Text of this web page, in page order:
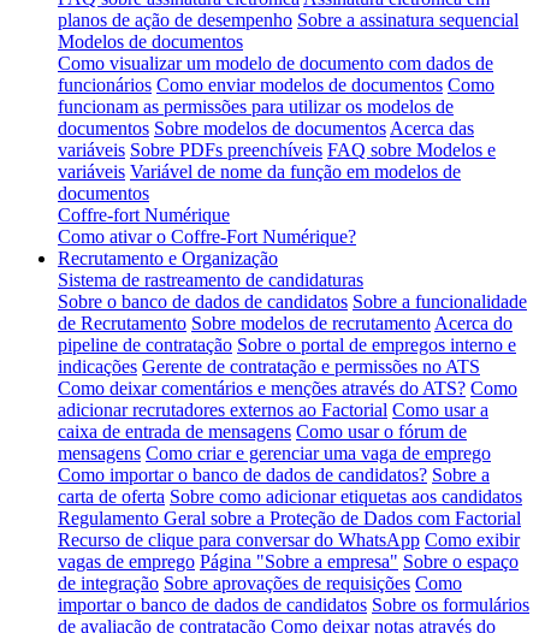
planos de ação de desempenho Sobre a assinatura sequencial
Modelos de documentos
Como visualizar um modelo de documento com dados de
funcionários Como enviar modelos de documentos Como
funcionam as permissões para utilizar os modelos de
documentos Sobre modelos de documentos Acerca das
variáveis Sobre PDFs preenchíveis FAQ sobre Modelos e
variáveis Variável de nome da função em modelos de
documentos
Coffre-fort Numérique
Como ativar o Coffre-Fort Numérique?
Recrutamento e Organização
Sistema de rastreamento de candidaturas
Sobre o banco de dados de candidatos Sobre a funcionalidade
de Recrutamento Sobre modelos de recrutamento Acerca do
pipeline de contratação Sobre o portal de empregos interno e
indicações Gerente de contratação e permissões no ATS
Como deixar comentários e menções através do ATS? Como
adicionar recrutadores externos ao Factorial Como usar a
caixa de entrada de mensagens Como usar o fórum de
mensagens Como criar e gerenciar uma vaga de emprego
Como importar o banco de dados de candidatos? Sobre a
carta de oferta Sobre como adicionar etiquetas aos candidatos
Regulamento Geral sobre a Proteção de Dados com Factorial
Recurso de clique para conversar do WhatsApp Como exibir
vagas de emprego Página "Sobre a empresa" Sobre o espaço
de integração Sobre aprovações de requisições Como
importar o banco de dados de candidatos Sobre os formulários
de avaliação de contratação Como deixar notas através do